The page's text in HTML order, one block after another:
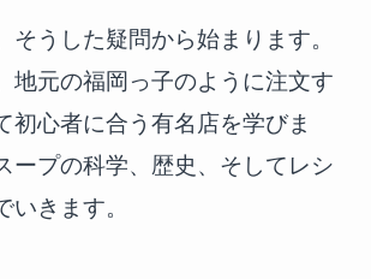
そうした疑問から始まります。
地元の福岡っ子のように注文す
初心者に合う有名店を学びま
ープの科学、歴史、そしてレシ
いきます。